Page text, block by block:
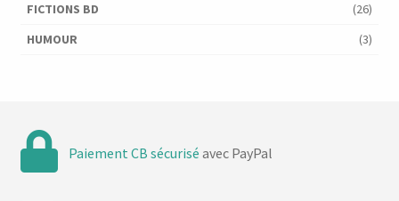
FICTIONS BD
(26)
HUMOUR
(3)
Paiement CB sécurisé avec PayPal